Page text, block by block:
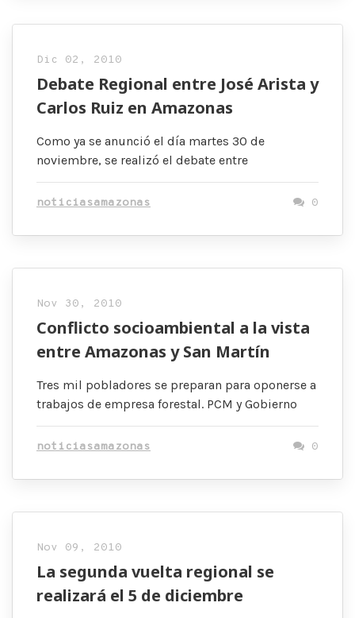
Dic 02, 2010
Debate Regional entre José Arista y
Carlos Ruiz en Amazonas
Como ya se anunció el día martes 30 de
noviembre, se realizó el debate entre
noticiasamazonas 0
Nov 30, 2010
Conflicto socioambiental a la vista
entre Amazonas y San Martín
Tres mil pobladores se preparan para oponerse a
trabajos de empresa forestal. PCM y Gobierno
noticiasamazonas 0
Nov 09, 2010
La segunda vuelta regional se
realizará el 5 de diciembre